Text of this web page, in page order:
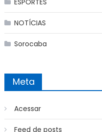
NOTÍCIAS
Sorocaba
Meta
Acessar
Feed de posts